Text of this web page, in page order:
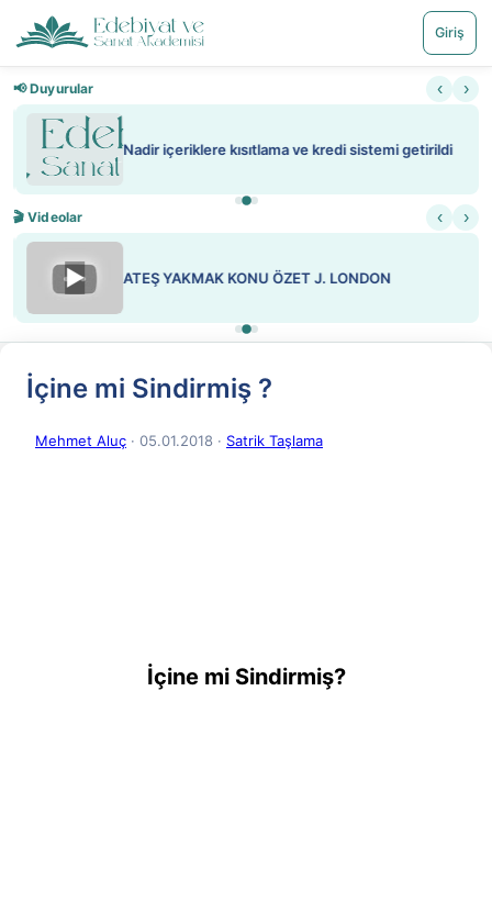
Giriş
📢 Duyurular ‹ ›
Nadir içeriklere kısıtlama ve kredi sistemi getirildi
🎬 Videolar ‹ ›
▶ ATEŞ YAKMAK KONU ÖZET J. LONDON
İçine mi Sindirmiş ?
Mehmet Aluç · 05.01.2018 · Satrik Taşlama
İçine mi Sindirmiş?